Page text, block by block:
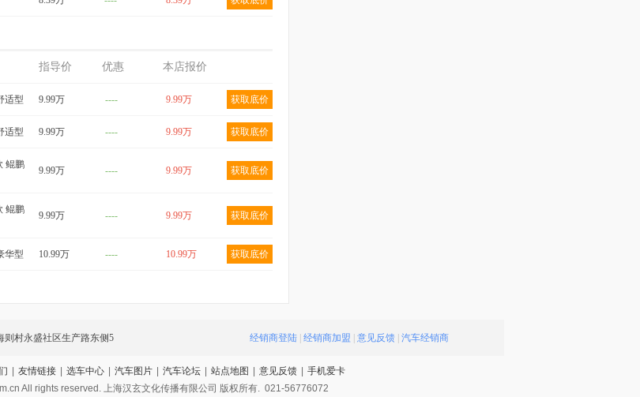
指导价 优惠 本店报价
适型 9.99万 ---- 9.99万 获取底价
适型 9.99万 ---- 9.99万 获取底价
鲲鹏
9.99万 ---- 9.99万 获取底价
鲲鹏
9.99万 ---- 9.99万 获取底价
华型 10.99万 ---- 10.99万 获取底价
则村永盛社区生产路东侧5 经销商登陆 经销商加盟 意见反馈 汽车经销商
友情链接 选车中心 汽车图片 汽车论坛 站点地图 意见反馈
手机爱卡
All rights reserved. 上海汉玄文化传播有限公司 版权所有. 021-56776072